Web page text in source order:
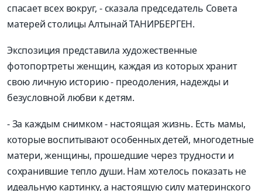
спасает всех вокруг, - сказала председатель Совета
матерей столицы Алтынай ТАНИРБЕРГЕН.
Экспозиция представила художественные
фотопортреты женщин, каждая из которых хранит
свою личную историю - преодоления, надежды и
безусловной любви к детям.
- За каждым снимком - настоящая жизнь. Есть мамы,
которые воспитывают особенных детей, многодетные
матери, женщины, прошедшие через трудности и
сохранившие тепло души. Нам хотелось показать не
идеальную картинку, а настоящую силу материнского